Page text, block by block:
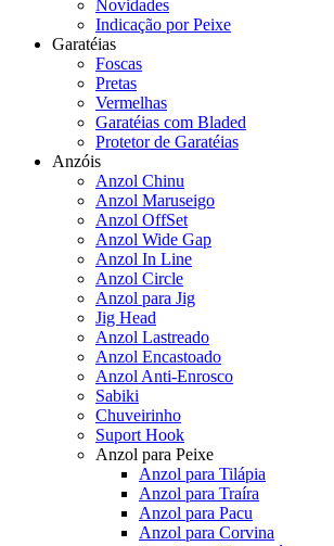
Novidades
Indicação por Peixe
Garatéias
Foscas
Pretas
Vermelhas
Garatéias com Bladed
Protetor de Garatéias
Anzóis
Anzol Chinu
Anzol Maruseigo
Anzol OffSet
Anzol Wide Gap
Anzol In Line
Anzol Circle
Anzol para Jig
Jig Head
Anzol Lastreado
Anzol Encastoado
Anzol Anti-Enrosco
Sabiki
Chuveirinho
Suport Hook
Anzol para Peixe
Anzol para Tilápia
Anzol para Traíra
Anzol para Pacu
Anzol para Corvina